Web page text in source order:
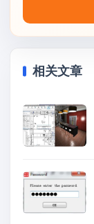
相关文章